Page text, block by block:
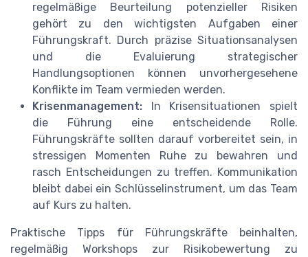
regelmäßige Beurteilung potenzieller Risiken
gehört zu den wichtigsten Aufgaben einer
Führungskraft. Durch präzise Situationsanalysen
und die Evaluierung strategischer
Handlungsoptionen können unvorhergesehene
Konflikte im Team vermieden werden.
Krisenmanagement: In Krisensituationen spielt
die Führung eine entscheidende Rolle.
Führungskräfte sollten darauf vorbereitet sein, in
stressigen Momenten Ruhe zu bewahren und
rasch Entscheidungen zu treffen. Kommunikation
bleibt dabei ein Schlüsselinstrument, um das Team
auf Kurs zu halten.
Praktische Tipps für Führungskräfte beinhalten,
regelmäßig Workshops zur Risikobewertung zu